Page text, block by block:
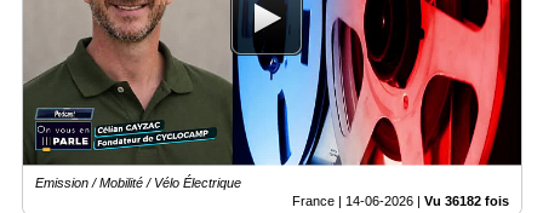
Emission / Mobilité / Vélo Électrique
France | 14-06-2026 | Vu 36182 fois